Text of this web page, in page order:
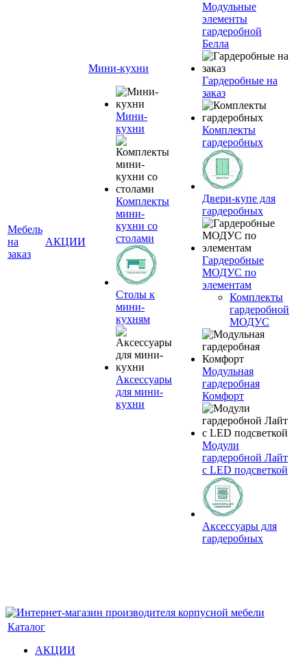
Мебель
на
заказ
АКЦИИ
Мини-кухни
Мини-
кухни
Комплекты
мини-
кухни со
столами
Столы к
мини-
кухням
Аксессуары
для мини-
кухни
Модульные
элементы
гардеробной
Белла
Гардеробные на
заказ
Комплекты
гардеробных
Двери-купе для
гардеробных
Гардеробные
МОДУС по
элементам
Комплекты
гардеробной
МОДУС
Модульная
гардеробная
Комфорт
Модули
гардеробной Лайт
с LED подсветкой
Аксессуары для
гардеробных
Каталог
АКЦИИ